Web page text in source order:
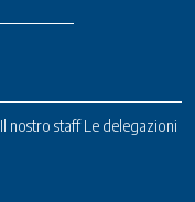
Il nostro staff Le delegazioni